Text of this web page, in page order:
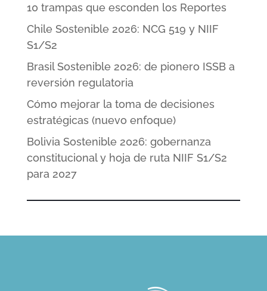
10 trampas que esconden los Reportes
Chile Sostenible 2026: NCG 519 y NIIF
S1/S2
Brasil Sostenible 2026: de pionero ISSB a
reversión regulatoria
Cómo mejorar la toma de decisiones
estratégicas (nuevo enfoque)
Bolivia Sostenible 2026: gobernanza
constitucional y hoja de ruta NIIF S1/S2
para 2027